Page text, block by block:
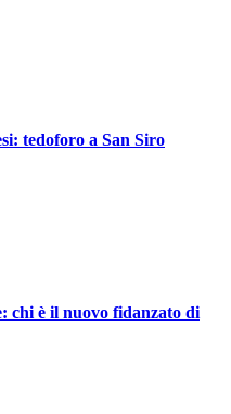
tedoforo a San Siro
chi è il nuovo fidanzato di